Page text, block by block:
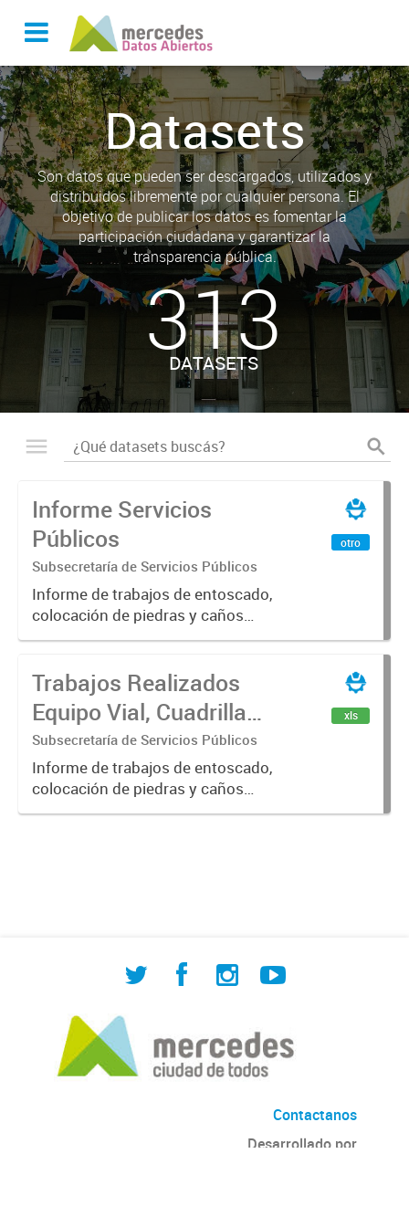
Datasets
Son datos que pueden ser descargados, utilizados y
distribuidos libremente por cualquier persona. El
objetivo de publicar los datos es fomentar la
participación ciudadana y garantizar la
transparencia pública.
313
DATASETS
Informe Servicios
Públicos
Subsecretaría de Servicios Públicos
Informe de trabajos de entoscado,
colocación de piedras y caños
(zanjeo - cruce de calles) Informe
construcción, colocación de tapa
registro, reparación...
otro
Trabajos Realizados
Equipo Vial, Cuadrilla
Bacheo, Servicio
Eléctrico - Noviembre
2021
Subsecretaría de Servicios Públicos
Informe de trabajos de entoscado,
colocación de piedras y caños
(zanjeo - cruce de calles) Informe
xls
Contactanos
Desarrollado por